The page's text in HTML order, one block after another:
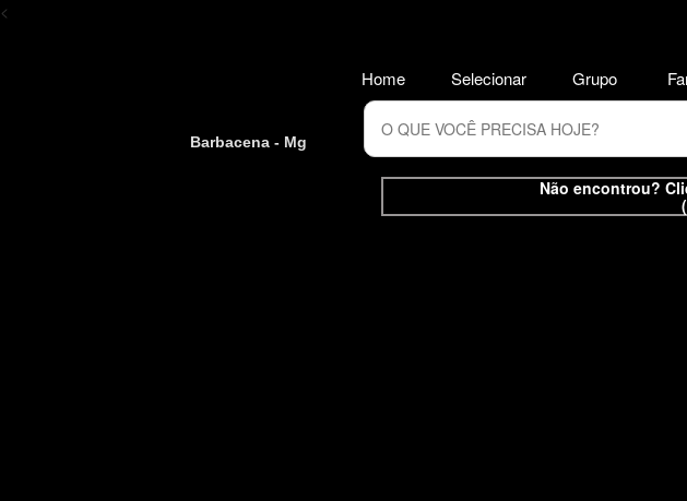
<
Barbacena - Mg
Não encontrou?
Home Selecionar Grupo